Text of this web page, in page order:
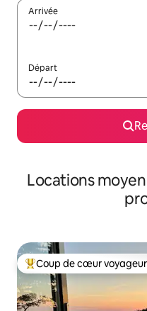
Arrivée
Départ
Locations
Coups de cœur
Coup de cœur